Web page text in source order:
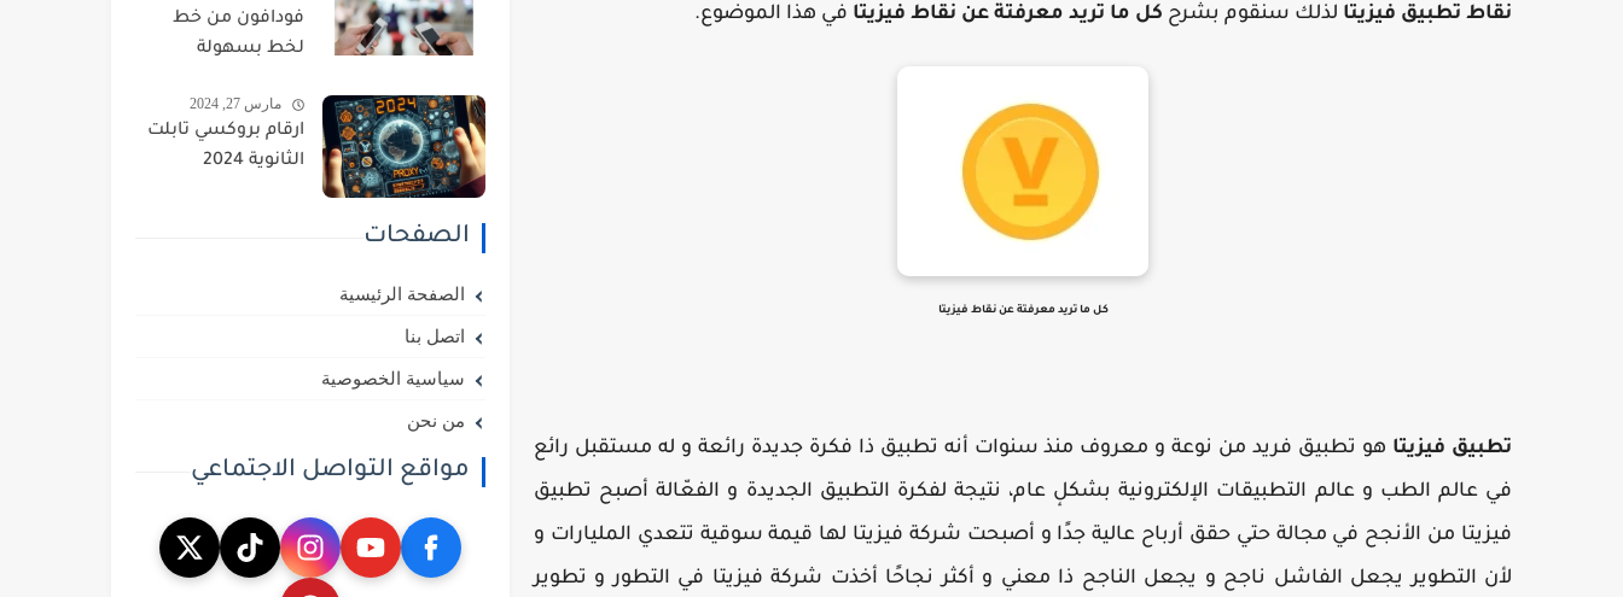
نقاط تطبيق فيزيتا لذلك سنقوم بشرح كل ما تريد معرفتة عن نقاط فيزيتا في هذا الموضوع.
كل ما تريد معرفتة عن نقاط فيزيتا
تطبيق فيزيتا هو تطبيق فريد من نوعة و معروف منذ سنوات أنه تطبيق ذا فكرة جديدة رائعة و له مستقبل رائع
في عالم الطب و عالم التطبيقات الإلكترونية بشكلٕ عام، نتيجة لفكرة التطبيق الجديدة و الفعّالة أصبح تطبيق
فيزيتا من الأنجح في مجالة حتي حقق أرباح عالية جدًا و أصبحت شركة فيزيتا لها قيمة سوقية تتعدي المليارات و
لأن التطوير يجعل الفاشل ناجح و يجعل الناجح ذا معني و أكثر نجاحًا أخذت شركة فيزيتا في التطور و تطوير
فودافون من خط
لخط بسهولة
مارس 27, 2024
ارقام بروكسي تابلت
الثانوية 2024
الصفحات
الصفحة الرئيسية
اتصل بنا
سياسية الخصوصية
من نحن
مواقع التواصل الاجتماعي